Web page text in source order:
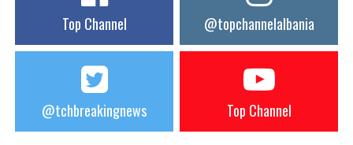
Top Channel @topchannelalbania
@tchbreakingnews Top Channel